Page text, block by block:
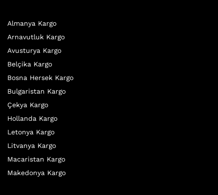
Almanya Kargo
Arnavutluk Kargo
Avusturya Kargo
Belçika Kargo
Bosna Hersek Kargo
Bulgaristan Kargo
Çekya Kargo
Hollanda Kargo
Letonya Kargo
Litvanya Kargo
Macaristan Kargo
Makedonya Kargo